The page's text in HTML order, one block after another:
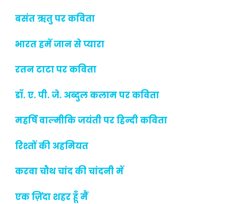
बसंत ऋतु पर कविता
भारत हमें जान से प्यारा
रतन टाटा पर कविता
डॉ. ए. पी. जे. अब्दुल कलाम पर कविता
महर्षि वाल्मीकि जयंती पर हिन्दी कविता
रिश्तों की अहमियत
करवा चौथ चांद की चांदनी में
एक ज़िंदा शहर हूँ मैं